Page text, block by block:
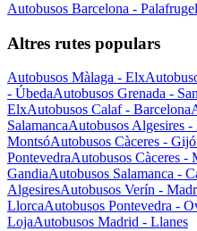
Autobusos Barcelona -
Altres rutes populars
Autobusos Màlaga - Elx
- ÚbedaAutobusos Grenada -
ElxAutobusos Calaf - Barcelona
SalamancaAutobusos Algesires
MontsóAutobusos Càceres -
PontevedraAutobusos Càceres -
GandiaAutobusos Salamanca -
AlgesiresAutobusos Verín -
LlorcaAutobusos Pontevedra -
LojaAutobusos Madrid - Llanes